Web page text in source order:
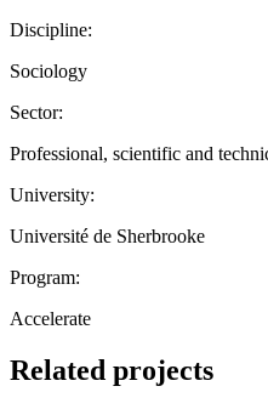
Discipline:
Sociology
Sector:
Professional, scientific and
University:
Université de Sherbrooke
Program:
Accelerate
Related projects